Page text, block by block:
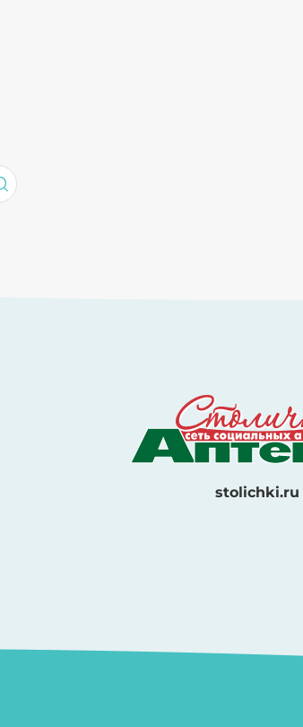
stolichki.ru